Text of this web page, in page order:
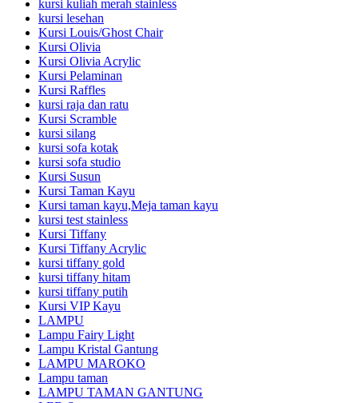
kursi kuliah merah stainless
kursi lesehan
Kursi Louis/Ghost Chair
Kursi Olivia
Kursi Olivia Acrylic
Kursi Pelaminan
Kursi Raffles
kursi raja dan ratu
Kursi Scramble
kursi silang
kursi sofa kotak
kursi sofa studio
Kursi Susun
Kursi Taman Kayu
Kursi taman kayu,Meja taman kayu
kursi test stainless
Kursi Tiffany
Kursi Tiffany Acrylic
kursi tiffany gold
kursi tiffany hitam
kursi tiffany putih
Kursi VIP Kayu
LAMPU
Lampu Fairy Light
Lampu Kristal Gantung
LAMPU MAROKO
Lampu taman
LAMPU TAMAN GANTUNG